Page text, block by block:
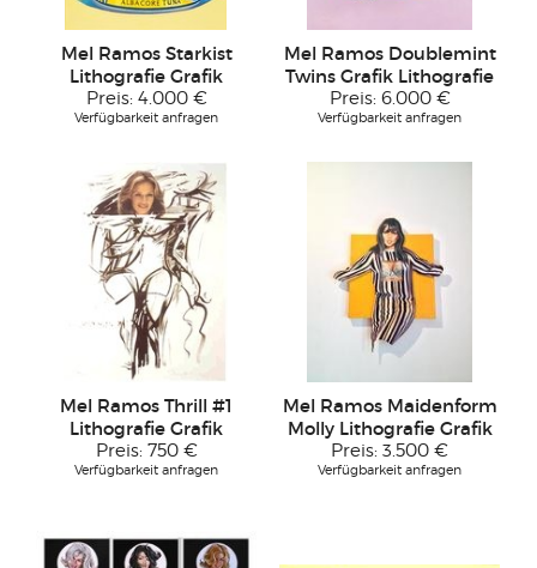
Mel Ramos Starkist
Lithografie Grafik
Preis: 4.000 €
Verfügbarkeit anfragen
Mel Ramos Doublemint
Twins Grafik Lithografie
Preis: 6.000 €
Verfügbarkeit anfragen
Mel Ramos Thrill #1
Lithografie Grafik
Preis: 750 €
Verfügbarkeit anfragen
Mel Ramos Maidenform
Molly Lithografie Grafik
Preis: 3.500 €
Verfügbarkeit anfragen